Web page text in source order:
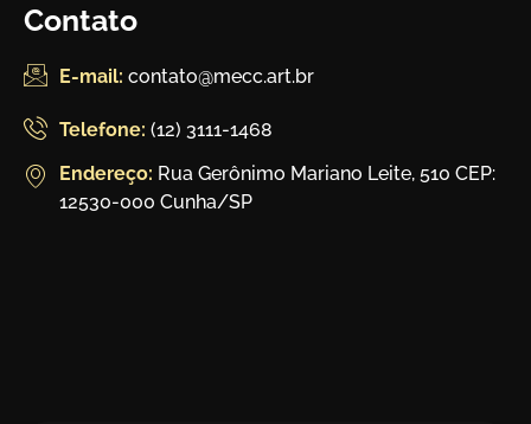
Contato
E-mail: contato@mecc.art.br
Telefone: (12) 3111-1468
Endereço: Rua Gerônimo Mariano Leite, 510 CEP:
12530-000 Cunha/SP